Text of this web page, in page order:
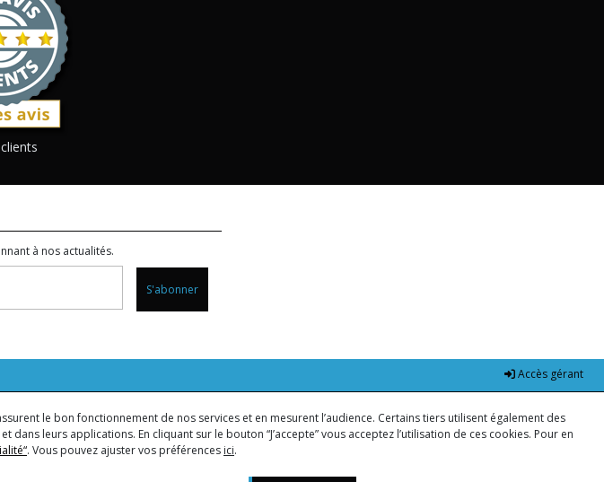
à nos actualités.
S'abonner
Accès gérant
le bon fonctionnement de nos services et en mesurent l’audience. Certains tiers utilisent également des
leurs applications. En cliquant sur le bouton “J’accepte” vous acceptez l’utilisation de ces cookies. Pour en
. Vous pouvez ajuster vos préférences ici.